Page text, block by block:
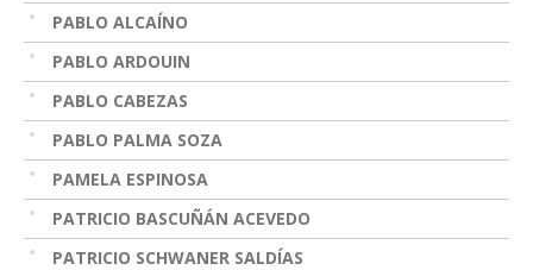
PABLO ALCAÍNO
PABLO ARDOUIN
PABLO CABEZAS
PABLO PALMA SOZA
PAMELA ESPINOSA
PATRICIO BASCUÑÁN ACEVEDO
PATRICIO SCHWANER SALDÍAS